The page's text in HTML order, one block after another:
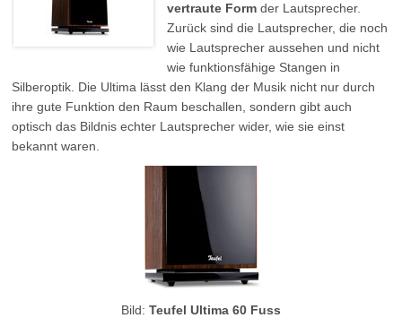
vertraute Form der Lautsprecher.
Zurück sind die Lautsprecher, die noch
wie Lautsprecher aussehen und nicht
wie funktionsfähige Stangen in
Silberoptik. Die Ultima lässt den Klang der Musik nicht nur durch
ihre gute Funktion den Raum beschallen, sondern gibt auch
optisch das Bildnis echter Lautsprecher wider, wie sie einst
bekannt waren.
Bild: Teufel Ultima 60 Fuss